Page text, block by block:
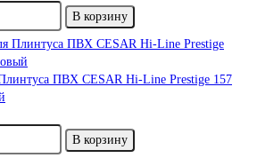
В корзину
ПВХ CESAR Hi-Line Prestige 157
В корзину